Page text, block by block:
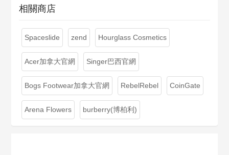
相關商店
Spaceslide zend Hourglass Cosmetics
Acer加拿大官網 Singer巴西官網
Bogs Footwear加拿大官網 RebelRebel CoinGate
Arena Flowers burberry(博柏利)